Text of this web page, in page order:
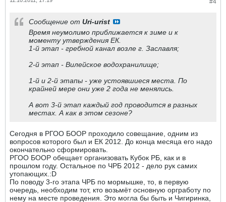
#4
Сообщение от Uri-urist
Время неумолимо приближается к зиме и к
моменту утверждения ЕК.
1-й этап - гребной канал возле г. Заславля;
2-й этап - Вилейское водохранилище;
1-й и 2-й этапы - уже устоявшиеся места. По
крайней мере они уже 2 года не менялись.
А вот 3-й этап каждый год проводится в разных
местах. А как в этом сезоне?
Сегодня в РГОО БООР проходило совещание, одним из
вопросов которого был и ЕК 2012. До конца месяца его надо
окончательно сформировать.
РГОО БООР обещает организовать Кубок РБ, как и в
прошлом году. Остальное по ЧРБ 2012 - дело рук самих
утопающих.:D
По поводу 3-го этапа ЧРБ по мормышке, то, в первую
очередь, необходим тот, кто возьмёт основную оргработу по
нему на месте проведения. Это могла бы быть и Чигиринка,